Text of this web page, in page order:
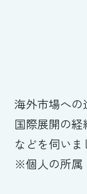
海外市場への
国際展開の
などを伺いま
※個人の所属